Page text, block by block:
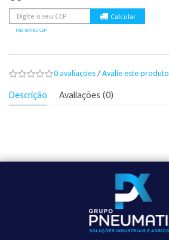
Não sei meu CEP
0 avaliações/Avalie este produto
Descrição Avaliações (0)